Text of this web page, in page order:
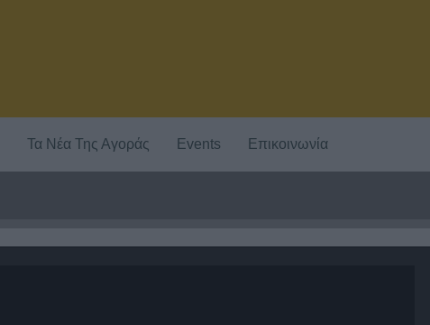
Τα Νέα Της Αγοράς Events Επικοινωνία